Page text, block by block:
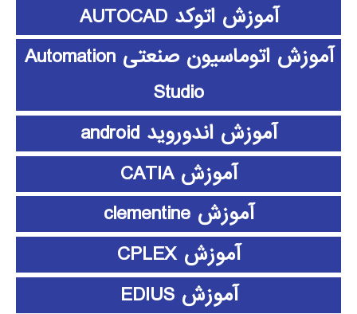
آموزش اتوکد AUTOCAD
آموزش اتوماسیون صنعتی Automation
Studio
آموزش اندوروید android
آموزش CATIA
آموزش clementine
آموزش CPLEX
آموزش EDIUS